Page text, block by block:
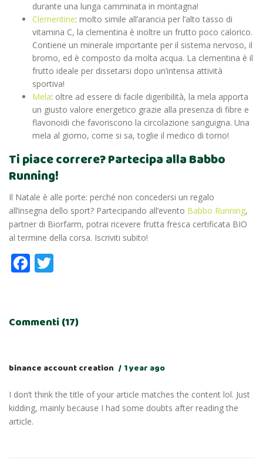
durante una lunga camminata in montagna!
Clementine: molto simile all’arancia per l’alto tasso di
vitamina C, la clementina è inoltre un frutto poco calorico.
Contiene un minerale importante per il sistema nervoso, il
bromo, ed è composto da molta acqua. La clementina è il
frutto ideale per dissetarsi dopo un’intensa attività
sportiva!
Mela: oltre ad essere di facile digeribilità, la mela apporta
un giusto valore energetico grazie alla presenza di fibre e
flavonoidi che favoriscono la circolazione sanguigna. Una
mela al giorno, come si sa, toglie il medico di torno!
Ti piace correre? Partecipa alla Babbo
Running!
Il Natale è alle porte: perché non concedersi un regalo
all’insegna dello sport? Partecipando all’evento Babbo Running,
partner di Biorfarm, potrai ricevere frutta fresca certificata BIO
al termine della corsa. Iscriviti subito!
Facebook
Commenti (17)
binance account creation 1 year ago
I don’t think the title of your article matches the content lol. Just
kidding, mainly because I had some doubts after reading the
article.